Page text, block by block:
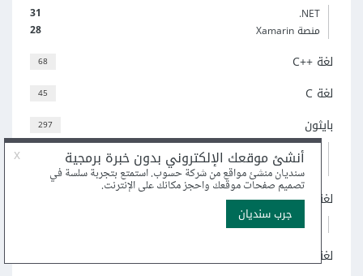
31
‎.NET
28
منصة Xamarin
68 لغة C++‎
45 لغة C
297 بايثون
Flask
Django
لغة روبي
إطار العمل Ruby on Rails
لغة Go